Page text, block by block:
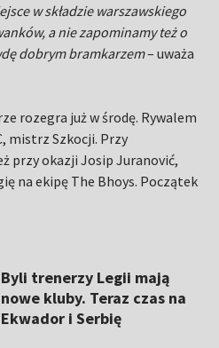
w składzie warszawskiego
a nie zapominamy też o
dobrym bramkarzem– uważa
rozegra już w środę. Rywalem
mistrz Szkocji. Przy
przy okazji Josip Juranović,
na ekipę The Bhoys. Początek
Byli trenerzy Legii mają
nowe kluby. Teraz czas na
Ekwador i Serbię